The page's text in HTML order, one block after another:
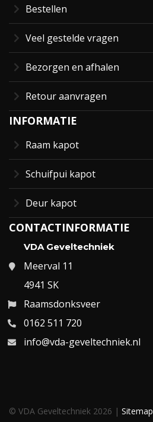
Bestellen
Veel gestelde vragen
Bezorgen en afhalen
Retour aanvragen
INFORMATIE
Raam kapot
Schuifpui kapot
Deur kapot
CONTACTINFORMATIE
VDA Geveltechniek
Meerval 11
4941 SK
Raamsdonksveer
0162 511 720
info@vda-geveltechniek.nl
© VDA Geveltechniek 2026 | Sitemap